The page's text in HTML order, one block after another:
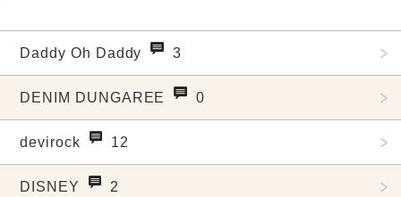
Daddy Oh Daddy 3
DENIM DUNGAREE 0
devirock 12
DISNEY 2